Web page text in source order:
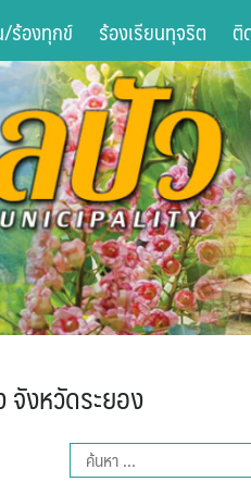
ร้องทุกข์ ร้องเรียนทุจริต ติ
งหวัดระยอง
ค้นหา
สำหรับ: